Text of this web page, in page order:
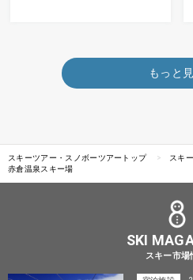
もっと
スキーツアー・スノボーツアートップ スキ
赤倉温泉スキー場
SKI
スキー市場